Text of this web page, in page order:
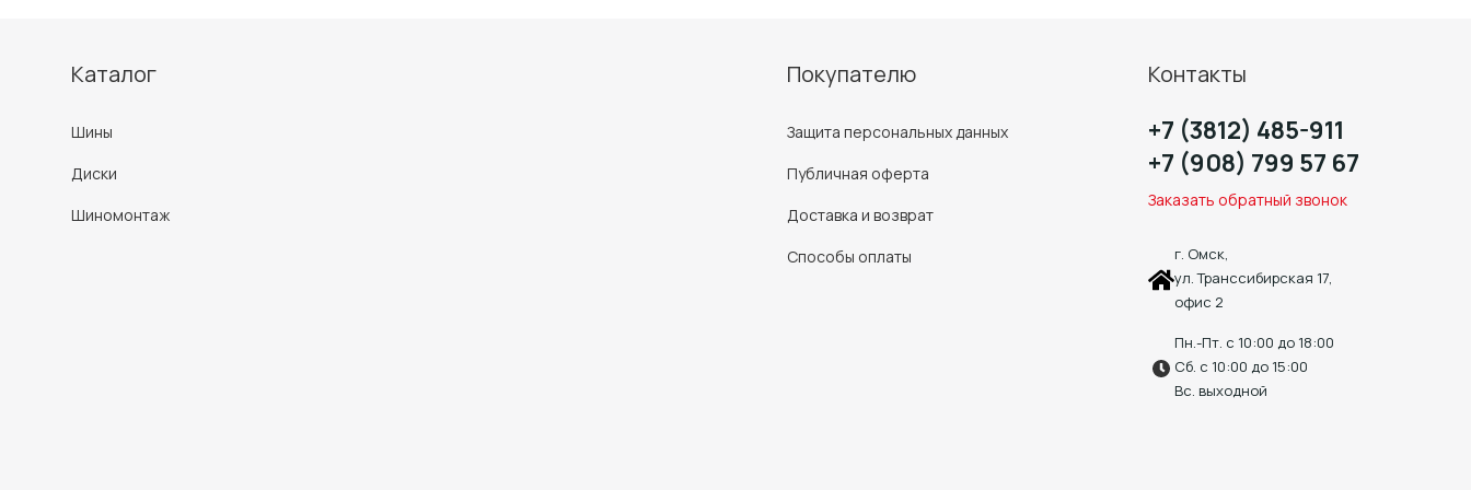
Каталог
Шины
Диски
Шиномонтаж
Покупателю
Защита персональных данных
Публичная оферта
Доставка и возврат
Способы оплаты
Контакты
+7 (3812) 485-911
+7 (908) 799 57 67
Заказать обратный звонок
г. Омск,
ул. Транссибирская 17,
офис 2
Пн.-Пт. с 10:00 до 18:00
Сб. с 10:00 до 15:00
Вс. выходной